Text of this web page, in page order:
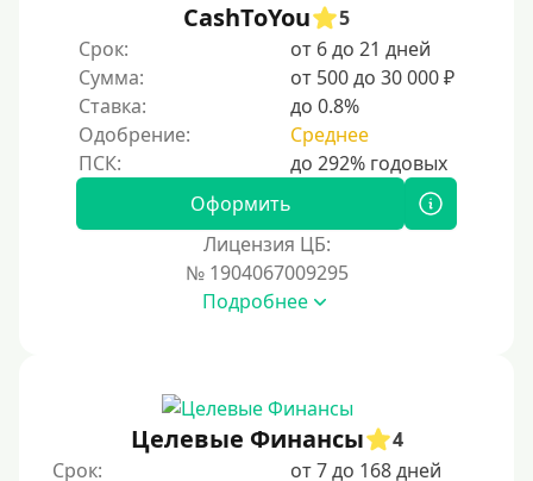
CashToYou
5
Срок:
от 6 до 21 дней
Сумма:
от 500 до 30 000 ₽
Ставка:
до 0.8%
Одобрение:
Среднее
Оформить
Лицензия ЦБ:
№ 1904067009295
Подробнее
Целевые Финансы
4
Срок:
от 7 до 168 дней